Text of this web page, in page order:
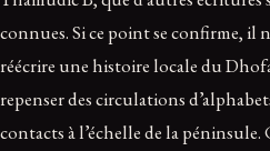
connues. Si ce point se confirme, il
réécrire une histoire locale du
repenser des circulations
contacts à l’échelle de la péninsule.